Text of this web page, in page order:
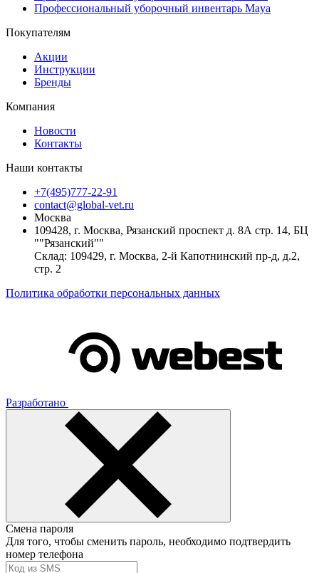
Профессиональный уборочный инвентарь Maya
Покупателям
Акции
Инструкции
Бренды
Компания
Новости
Контакты
Наши контакты
+7(495)777-22-91
contact@global-vet.ru
Москва
109428, г. Москва, Рязанский проспект д. 8А стр. 14, БЦ
""Рязанский""
Склад: 109429, г. Москва, 2-й Капотнинский пр-д, д.2,
стр. 2
Политика обработки персональных данных
Разработано
Смена пароля
Для того, чтобы сменить пароль, необходимо подтвердить
номер телефона